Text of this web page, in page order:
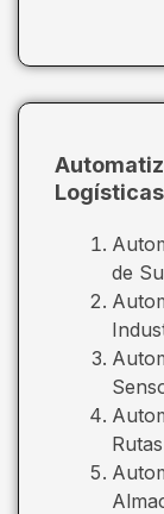
de